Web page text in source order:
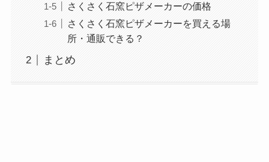
さくさく石窯ピザメーカーの価格
さくさく石窯ピザメーカーを買える場
所・通販できる？
まとめ